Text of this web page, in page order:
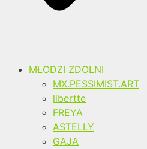
MŁODZI ZDOLNI
MX.PESSIMIST.ART
libertte
FREYA
ASTELLY
GAJA